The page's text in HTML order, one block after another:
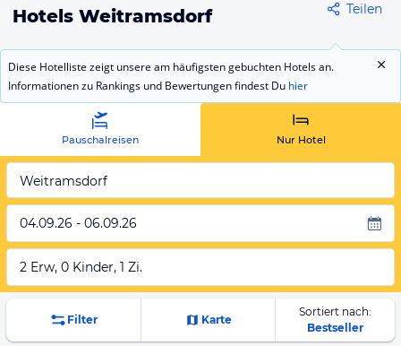
Hotels Weitramsdorf Teilen
Diese Hotelliste zeigt unsere am häufigsten gebuchten Hotels an.
Informationen zu Rankings und Bewertungen findest Du hier
Pauschalreisen Nur Hotel
Weitramsdorf
04.09.26 - 06.09.26
2 Erw, 0 Kinder, 1 Zi.
Filter Karte
Sortiert nach:
Bestseller